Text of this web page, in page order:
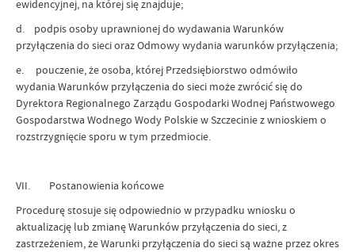
ewidencyjnej, na której się znajduje;
d. podpis osoby uprawnionej do wydawania Warunków
przyłączenia do sieci oraz Odmowy wydania warunków przyłączenia;
e. pouczenie, że osoba, której Przedsiębiorstwo odmówiło
wydania Warunków przyłączenia do sieci może zwrócić się do
Dyrektora Regionalnego Zarządu Gospodarki Wodnej Państwowego
Gospodarstwa Wodnego Wody Polskie w Szczecinie z wnioskiem o
rozstrzygnięcie sporu w tym przedmiocie.
VII. Postanowienia końcowe
Procedurę stosuje się odpowiednio w przypadku wniosku o
aktualizację lub zmianę Warunków przyłączenia do sieci, z
zastrzeżeniem, że Warunki przyłączenia do sieci są ważne przez okres